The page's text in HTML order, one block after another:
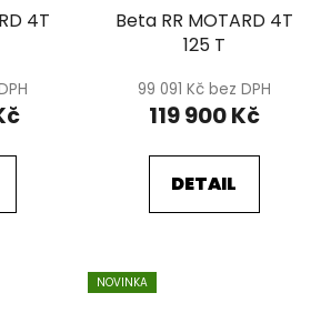
4T
Beta RR MOTARD 4T
125 T
99 091 Kč bez DPH
119 900 Kč
DETAIL
NOVINKA